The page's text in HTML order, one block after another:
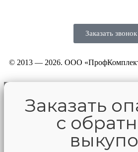
Заказать звонок
© 2013 — 2026. ООО
Заказать
с